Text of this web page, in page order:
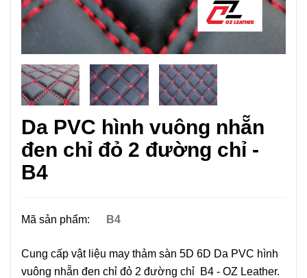
Da PVC hình vuông nhẵn
đen chỉ đỏ 2 đường chỉ -
B4
Mã sản phẩm: B4
Cung cấp vật liệu may thảm sàn 5D 6D Da PVC hình
vuông nhẵn đen chỉ đỏ 2 đường chỉ B4 - OZ Leather.